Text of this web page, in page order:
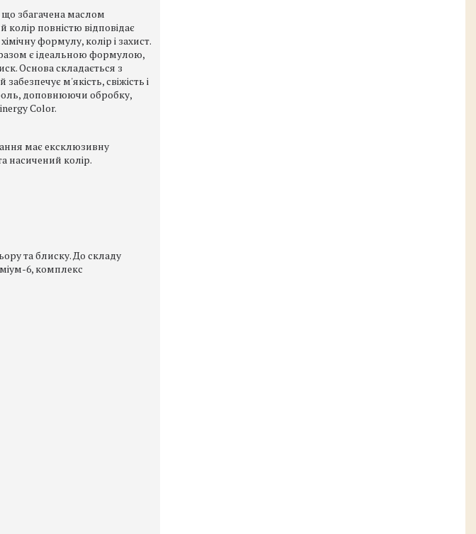
збагачена маслом
колір повністю відповідає
формулу, колір і захист.
є ідеальною формулою,
Основа складається з
м'якість, свіжість і
роль, доповнюючи обробку,
Color.
має ексклюзивну
насичений колір.
та блиску. До складу
6, комплекс